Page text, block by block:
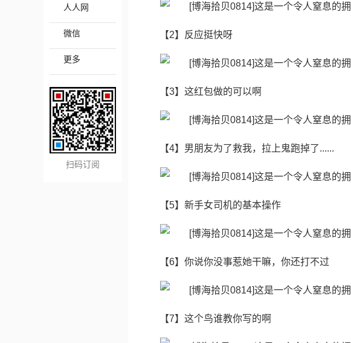
人人网
微信
更多
扫码订阅
【2】反应挺快呀
【3】这红包做的可以啊
【4】男朋友为了救我，拉上鬼跑掉了......
【5】新手女司机的基本操作
【6】​你说你没事惹她干嘛，你还打不过
【7】这个鸟谁教你写的啊